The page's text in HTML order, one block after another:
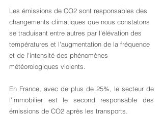
Les émissions de CO2 sont responsables des
changements climatiques que nous constatons
se traduisant entre autres par l’élévation des
températures et l'augmentation de la fréquence
et de l'intensité des phénomènes
météorologiques violents.
En France, avec de plus de 25%, le secteur de
l’immobilier est le second responsable des
émissions de CO2 après les transports.